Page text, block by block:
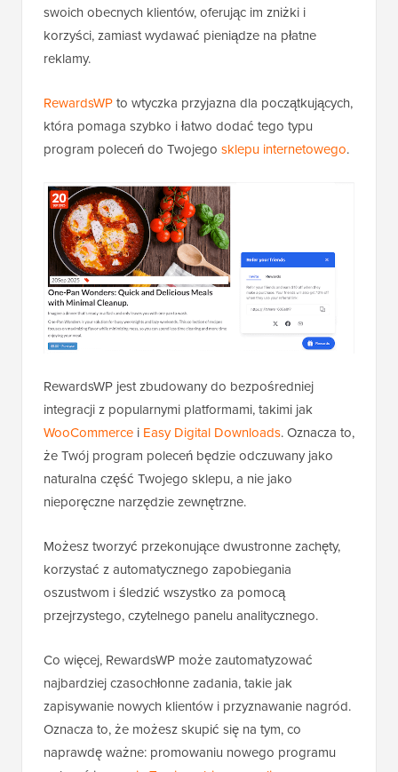
swoich obecnych klientów, oferując im zniżki i
korzyści, zamiast wydawać pieniądze na płatne
reklamy.
RewardsWPto wtyczka przyjazna dla początkujących,
która pomaga szybko i łatwo dodać tego typu
program poleceń do Twojego sklepu internetowego.
RewardsWP jest zbudowany do bezpośredniej
integracji z popularnymi platformami, takimi jak
WooCommerce i Easy Digital Downloads. Oznacza to,
że Twój program poleceń będzie odczuwany jako
naturalna część Twojego sklepu, a nie jako
nieporęczne narzędzie zewnętrzne.
Możesz tworzyć przekonujące dwustronne zachęty,
korzystać z automatycznego zapobiegania
oszustwom i śledzić wszystko za pomocą
przejrzystego, czytelnego panelu analitycznego.
Co więcej, RewardsWP może zautomatyzować
najbardziej czasochłonne zadania, takie jak
zapisywanie nowych klientów i przyznawanie nagród.
Oznacza to, że możesz skupić się na tym, co
naprawdę ważne: promowaniu nowego programu